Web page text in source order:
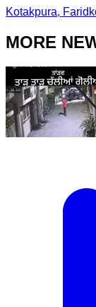
Kotakpura,
MORE